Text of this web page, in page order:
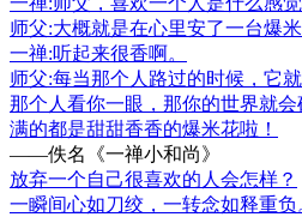
师父:大概就是在心里安了一台爆米
一禅:听起来很香啊。
师父:每当那个人路过的时候，它
那个人看你一眼，那你的世界就
满的都是甜甜香香的爆米花啦！
——佚名《一禅小和尚》
放弃一个自己很喜欢的人会怎样？
一瞬间心如刀绞，一转念如释重